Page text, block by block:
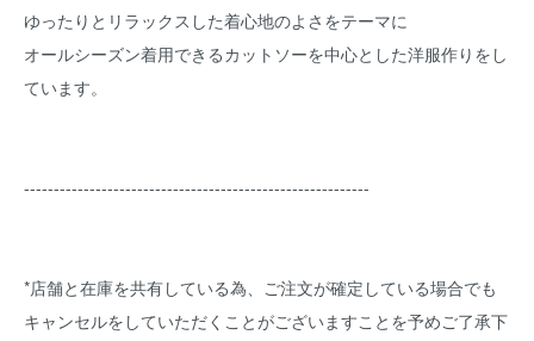
ゆったりとリラックスした着心地のよさをテーマに
オールシーズン着用できるカットソーを中心とした洋服作りをし
ています。
----------------------------------------------------------
*店舗と在庫を共有している為、ご注文が確定している場合でも
キャンセルをしていただくことがございますことを予めご了承下